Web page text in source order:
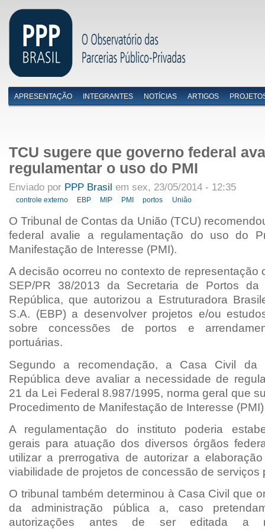
Menu primário
APRESENTAÇÃO INTEGRANTES NOTÍCIAS ARTIGOS
TCU sugere que governo federal
regulamentar o uso do PMI
Enviado por PPP Brasil em sex, 23/05/2014 - 12:35
controle externo EBP MIP PMI portos União
O Tribunal de Contas da União (TCU)
federal avalie a regulamentação do uso do
Manifestação de Interesse (PMI).
A decisão ocorreu no contexto de representação
SEP/PR 38/2013 da Secretaria de Portos da
República, que autorizou a Estruturadora
S.A. (EBP) a desenvolver projetos e/ou
sobre concessões de portos e
portuárias.
Segundo a recomendação, a Casa Civil da
República deve avaliar a necessidade de
21 da Lei Federal 8.987/1995, norma geral que
Procedimento de Manifestação de Interesse
A regulamentação do instituto poderia
gerais para atuação dos diversos órgãos
utilizar a prerrogativa de autorizar a
viabilidade de projetos de concessão de serviços
O tribunal também determinou à Casa Civil que
da administração pública a, caso
autorizações antes de ser editada a